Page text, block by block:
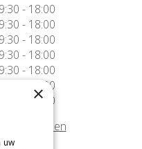
- 18:00
- 18:00
- 18:00
- 18:00
- 18:00
- 17:00
10:00 - 17:00
tonen
×
uw